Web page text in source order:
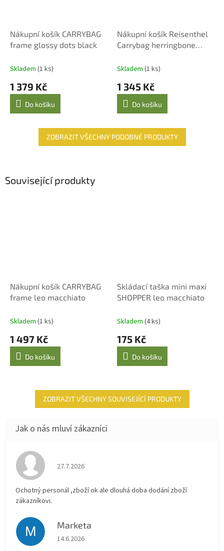
Nákupní košík CARRYBAG
frame glossy dots black
Skladem (1 ks)
1 379 Kč
Do košíku
Nákupní košík Reisenthel
Carrybag herringbone
Skladem (1 ks)
1 345 Kč
Do košíku
ZOBRAZIT VŠECHNY PODOBNÉ PRODUKTY
Související produkty
Nákupní košík CARRYBAG
frame leo macchiato
Skladem (1 ks)
1 497 Kč
Do košíku
Skládací taška mini maxi
SHOPPER leo macchiato
Skladem (4 ks)
175 Kč
Do košíku
ZOBRAZIT VŠECHNY SOUVISEJÍCÍ PRODUKTY
Hodnocení obchodu je 4 z 5 hvězdiček.
27.7.2026
Ochotný personál ,zboží ok ale dlouhá doba dodání zboží
zákazníkovi.
M Marketa
Hodnocení obchodu je 5 z 5 hvězdiček.
14.6.2026